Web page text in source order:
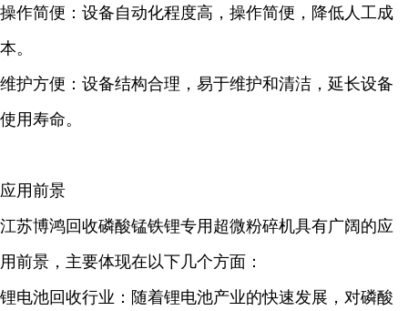
操作简便：设备自动化程度高，操作简便，降低人工成
本。
维护方便：设备结构合理，易于维护和清洁，延长设备
使用寿命。
应用前景
江苏博鸿回收磷酸锰铁锂专用超微粉碎机具有广阔的应
用前景，主要体现在以下几个方面：
锂电池回收行业：随着锂电池产业的快速发展，对磷酸